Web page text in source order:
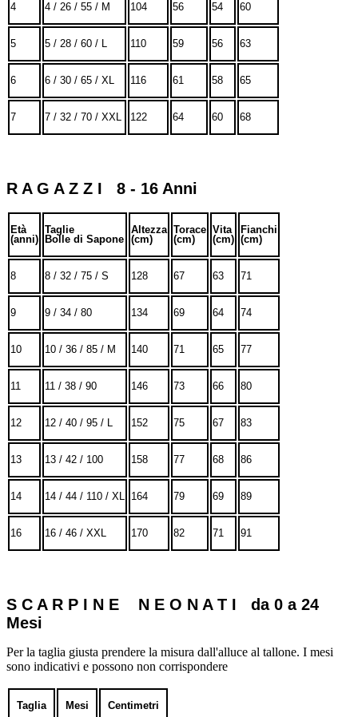
4 4 / 26 / 55 / M 104 56 54 60
5 5 / 28 / 60 / L 110 59 56 63
6 6 / 30 / 65 / XL 116 61 58 65
7 7 / 32 / 70 / XXL 122 64 60 68
R A G A Z Z I 8 - 16 Anni
Età
(anni)
Taglie
Bolle di Sapone
Altezza
(cm)
Torace
(cm)
Vita
(cm)
Fianchi
(cm)
8 8 / 32 / 75 / S 128 67 63 71
9 9 / 34 / 80 134 69 64 74
10 10 / 36 / 85 / M 140 71 65 77
11 11 / 38 / 90 146 73 66 80
12 12 / 40 / 95 / L 152 75 67 83
13 13 / 42 / 100 158 77 68 86
14 14 / 44 / 110 / XL 164 79 69 89
16 16 / 46 / XXL 170 82 71 91
S C A R P I N E N E O N A T I da 0 a 24
Mesi
Per la taglia giusta prendere la misura dall'alluce al tallone. I mesi
sono indicativi e possono non corrispondere
Taglia Mesi Centimetri